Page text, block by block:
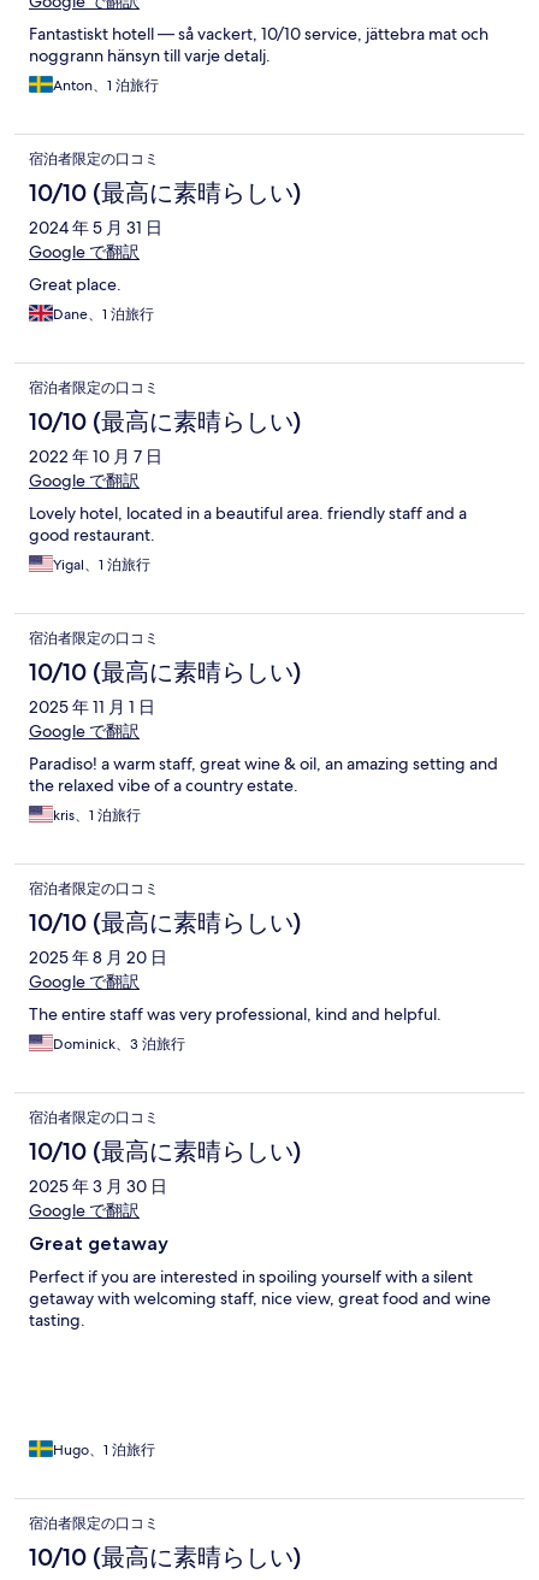
Fantastiskt hotell — så vackert, 10/10 service, jättebra mat och
noggrann hänsyn till varje detalj.
Anton、1 泊旅行
宿泊者限定の口コミ
10/10 (最高に素晴らしい)
2024 年 5 月 31 日
Google で翻訳
Great place.
Dane、1 泊旅行
宿泊者限定の口コミ
10/10 (最高に素晴らしい)
2022 年 10 月 7 日
Google で翻訳
Lovely hotel, located in a beautiful area. friendly staff and a
good restaurant.
Yigal、1 泊旅行
宿泊者限定の口コミ
10/10 (最高に素晴らしい)
2025 年 11 月 1 日
Google で翻訳
Paradiso! a warm staff, great wine & oil, an amazing setting and
the relaxed vibe of a country estate.
kris、1 泊旅行
宿泊者限定の口コミ
10/10 (最高に素晴らしい)
2025 年 8 月 20 日
Google で翻訳
The entire staff was very professional, kind and helpful.
Dominick、3 泊旅行
宿泊者限定の口コミ
10/10 (最高に素晴らしい)
2025 年 3 月 30 日
Google で翻訳
Great getaway
Perfect if you are interested in spoiling yourself with a silent
getaway with welcoming staff, nice view, great food and wine
tasting.
Hugo、1 泊旅行
宿泊者限定の口コミ
10/10 (最高に素晴らしい)